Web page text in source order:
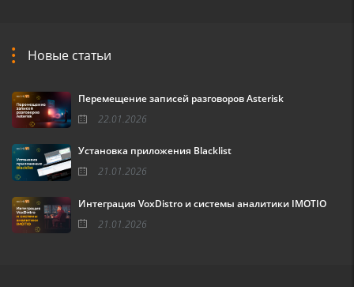
Новые статьи
Перемещение записей разговоров Asterisk
22.01.2026
Установка приложения Blacklist
21.01.2026
Интеграция VoxDistro и системы аналитики IMOTIO
21.01.2026